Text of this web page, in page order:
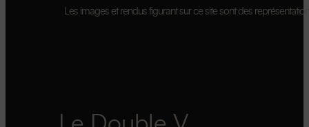
Les images et rendus figurant sur ce site sont des